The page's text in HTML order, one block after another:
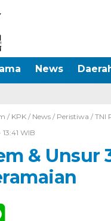
News
/ KPK/ News/ Peristiwa / TNI
WIB
& Unsur